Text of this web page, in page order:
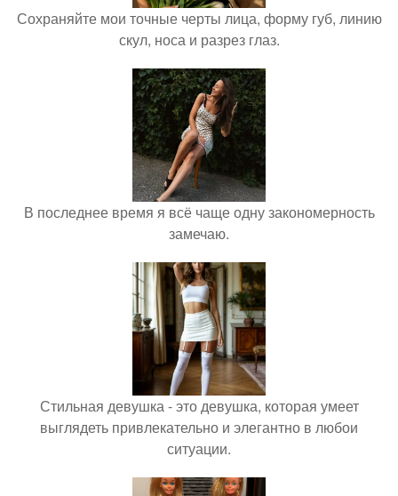
Сохраняйте мои точные черты лица, форму губ, линию
скул, носа и разрез глаз.
В последнее время я всё чаще одну закономерность
замечаю.
Стильная девушка - это девушка, которая умеет
выглядеть привлекательно и элегантно в любои
ситуации.